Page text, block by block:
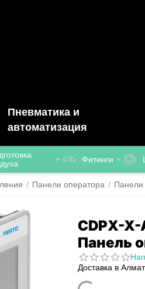
Пневматика и
автоматизация
Фитинги
/ Панели оператора / Панели
CDPX-X-
Панель
Доставка в